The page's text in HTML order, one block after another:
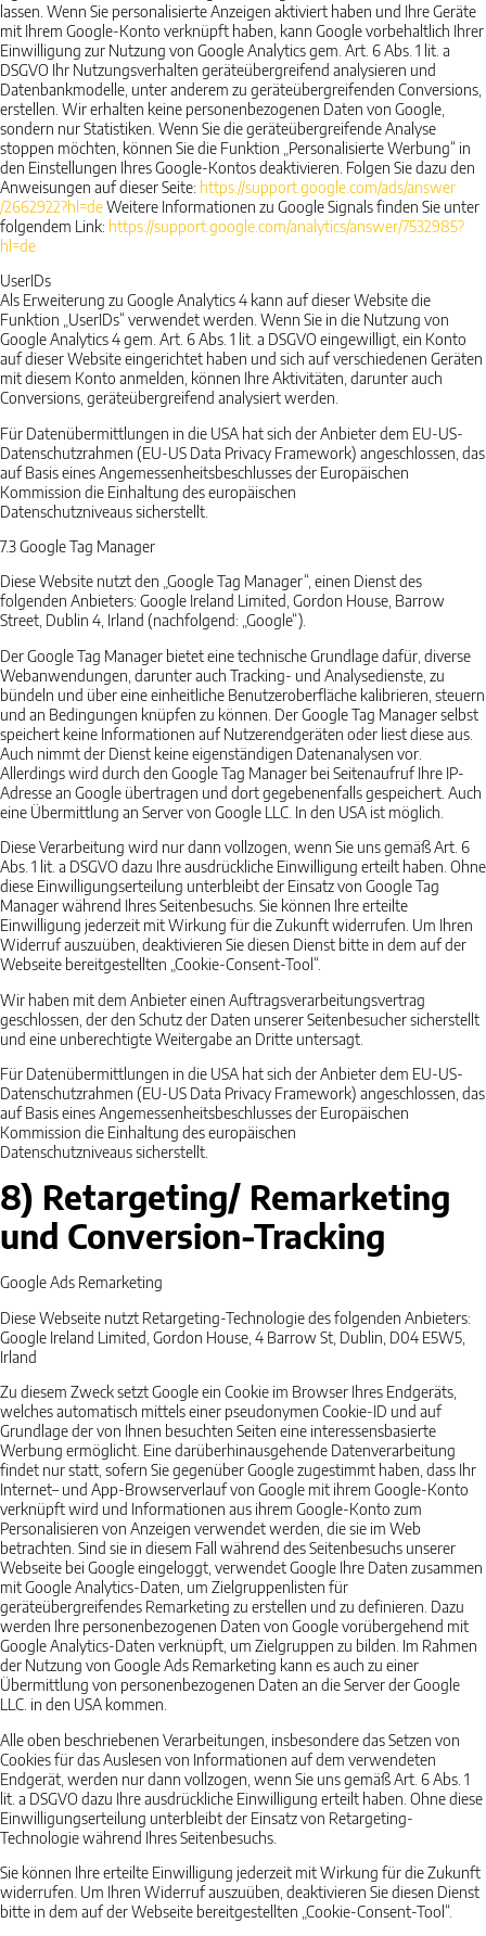
lassen. Wenn Sie personalisierte Anzeigen aktiviert haben und Ihre Geräte
mit Ihrem Google-Konto verknüpft haben, kann Google vorbehaltlich Ihrer
Einwilligung zur Nutzung von Google Analytics gem. Art. 6 Abs. 1 lit. a
DSGVO Ihr Nutzungsverhalten geräteübergreifend analysieren und
Datenbankmodelle, unter anderem zu geräteübergreifenden Conversions,
erstellen. Wir erhalten keine personenbezogenen Daten von Google,
sondern nur Statistiken. Wenn Sie die geräteübergreifende Analyse
stoppen möchten, können Sie die Funktion „Personalisierte Werbung“ in
den Einstellungen Ihres Google-Kontos deaktivieren. Folgen Sie dazu den
Anweisungen auf dieser Seite: https://support.google.com/ads/answer
/2662922?hl=deWeitere Informationen zu Google Signals finden Sie unter
folgendem Link: https://support.google.com/analytics/answer/7532985?
hl=de
UserIDs
Als Erweiterung zu Google Analytics 4 kann auf dieser Website die
Funktion „UserIDs“ verwendet werden. Wenn Sie in die Nutzung von
Google Analytics 4 gem. Art. 6 Abs. 1 lit. a DSGVO eingewilligt, ein Konto
auf dieser Website eingerichtet haben und sich auf verschiedenen Geräten
mit diesem Konto anmelden, können Ihre Aktivitäten, darunter auch
Conversions, geräteübergreifend analysiert werden.
Für Datenübermittlungen in die USA hat sich der Anbieter dem EU-US-
Datenschutzrahmen (EU-US Data Privacy Framework) angeschlossen, das
auf Basis eines Angemessenheitsbeschlusses der Europäischen
Kommission die Einhaltung des europäischen
Datenschutzniveaus sicherstellt.
7.3Google Tag Manager
Diese Website nutzt den „Google Tag Manager“, einen Dienst des
folgenden Anbieters: Google Ireland Limited, Gordon House, Barrow
Street, Dublin 4, Irland (nachfolgend: „Google“).
Der Google Tag Manager bietet eine technische Grundlage dafür, diverse
Webanwendungen, darunter auch Tracking- und Analysedienste, zu
bündeln und über eine einheitliche Benutzeroberfläche kalibrieren, steuern
und an Bedingungen knüpfen zu können. Der Google Tag Manager selbst
speichert keine Informationen auf Nutzerendgeräten oder liest diese aus.
Auch nimmt der Dienst keine eigenständigen Datenanalysen vor.
Allerdings wird durch den Google Tag Manager bei Seitenaufruf Ihre IP-
Adresse an Google übertragen und dort gegebenenfalls gespeichert. Auch
eine Übermittlung an Server von Google LLC. In den USA ist möglich.
Diese Verarbeitung wird nur dann vollzogen, wenn Sie uns gemäß Art. 6
Abs. 1 lit. a DSGVO dazu Ihre ausdrückliche Einwilligung erteilt haben. Ohne
diese Einwilligungserteilung unterbleibt der Einsatz von Google Tag
Manager während Ihres Seitenbesuchs. Sie können Ihre erteilte
Einwilligung jederzeit mit Wirkung für die Zukunft widerrufen. Um Ihren
Widerruf auszuüben, deaktivieren Sie diesen Dienst bitte in dem auf der
Webseite bereitgestellten „Cookie-Consent-Tool“.
Wir haben mit dem Anbieter einen Auftragsverarbeitungsvertrag
geschlossen, der den Schutz der Daten unserer Seitenbesucher sicherstellt
und eine unberechtigte Weitergabe an Dritte untersagt.
Für Datenübermittlungen in die USA hat sich der Anbieter dem EU-US-
Datenschutzrahmen (EU-US Data Privacy Framework) angeschlossen, das
auf Basis eines Angemessenheitsbeschlusses der Europäischen
Kommission die Einhaltung des europäischen
Datenschutzniveaus sicherstellt.
8) Retargeting/ Remarketing
und Conversion-Tracking
Google Ads Remarketing
Diese Webseite nutzt Retargeting-Technologie des folgenden Anbieters:
Google Ireland Limited, Gordon House, 4 Barrow St, Dublin, D04 E5W5,
Irland
Zu diesem Zweck setzt Google ein Cookie im Browser Ihres Endgeräts,
welches automatisch mittels einer pseudonymen Cookie-ID und auf
Grundlage der von Ihnen besuchten Seiten eine interessensbasierte
Werbung ermöglicht. Eine darüberhinausgehende Datenverarbeitung
findet nur statt, sofern Sie gegenüber Google zugestimmt haben, dass Ihr
Internet– und App-Browserverlauf von Google mit ihrem Google-Konto
verknüpft wird und Informationen aus ihrem Google-Konto zum
Personalisieren von Anzeigen verwendet werden, die sie im Web
betrachten. Sind sie in diesem Fall während des Seitenbesuchs unserer
Webseite bei Google eingeloggt, verwendet Google Ihre Daten zusammen
mit Google Analytics-Daten, um Zielgruppenlisten für
geräteübergreifendes Remarketing zu erstellen und zu definieren. Dazu
werden Ihre personenbezogenen Daten von Google vorübergehend mit
Google Analytics-Daten verknüpft, um Zielgruppen zu bilden. Im Rahmen
der Nutzung von Google Ads Remarketing kann es auch zu einer
Übermittlung von personenbezogenen Daten an die Server der Google
LLC. in den USA kommen.
Alle oben beschriebenen Verarbeitungen, insbesondere das Setzen von
Cookies für das Auslesen von Informationen auf dem verwendeten
Endgerät, werden nur dann vollzogen, wenn Sie uns gemäß Art. 6 Abs. 1
lit. a DSGVO dazu Ihre ausdrückliche Einwilligung erteilt haben. Ohne diese
Einwilligungserteilung unterbleibt der Einsatz von Retargeting-
Technologie während Ihres Seitenbesuchs.
Sie können Ihre erteilte Einwilligung jederzeit mit Wirkung für die Zukunft
widerrufen. Um Ihren Widerruf auszuüben, deaktivieren Sie diesen Dienst
bitte in dem auf der Webseite bereitgestellten „Cookie-Consent-Tool“.